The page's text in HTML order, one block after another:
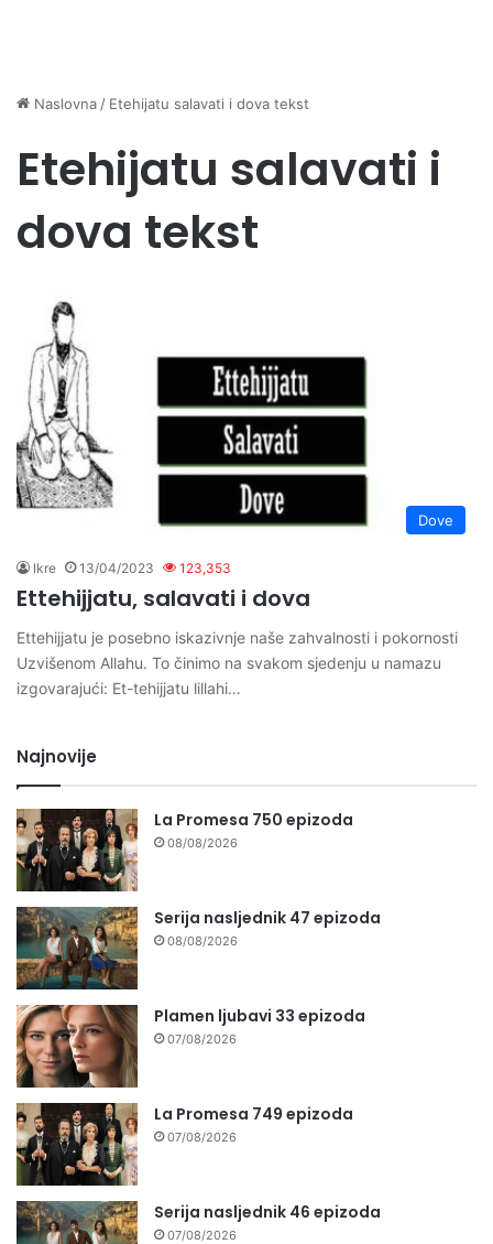
Naslovna / Etehijatu salavati i dova tekst
Etehijatu salavati i
dova tekst
Dove
Ikre 13/04/2023 123,353
Ettehijjatu, salavati i dova
Ettehijjatu je posebno iskazivnje naše zahvalnosti i pokornosti
Uzvišenom Allahu. To činimo na svakom sjedenju u namazu
izgovarajući: Et-tehijjatu lillahi…
Najnovije
La Promesa 750 epizoda
08/08/2026
Serija nasljednik 47 epizoda
08/08/2026
Plamen ljubavi 33 epizoda
07/08/2026
La Promesa 749 epizoda
07/08/2026
Serija nasljednik 46 epizoda
07/08/2026